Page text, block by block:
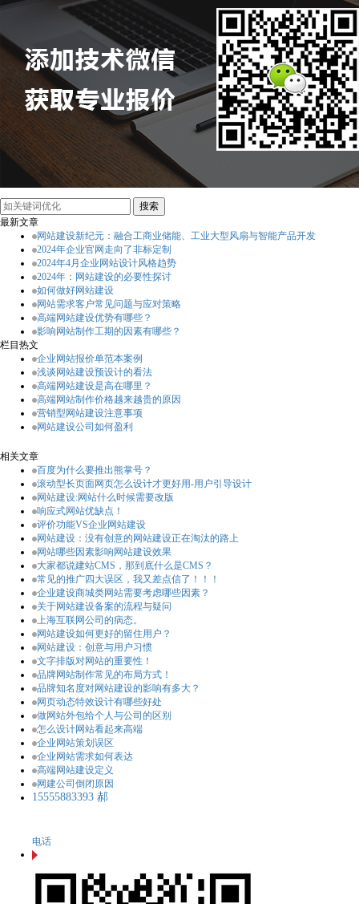
最新文章
网站建设新纪元：融合工商业储能、工业大型风扇与智能产品开发
2024年企业官网走向了非标定制
2024年4月企业网站设计风格趋势
2024年：网站建设的必要性探讨
如何做好网站建设
网站需求客户常见问题与应对策略
高端网站建设优势有哪些？
影响网站制作工期的因素有哪些？
栏目热文
企业网站报价单范本案例
浅谈网站建设预设计的看法
高端网站建设是高在哪里？
高端网站制作价格越来越贵的原因
营销型网站建设注意事项
网站建设公司如何盈利
相关文章
百度为什么要推出熊掌号？
滚动型长页面网页怎么设计才更好用-用户引导设计
网站建设:网站什么时候需要改版
响应式网站优缺点！
评价功能VS企业网站建设
网站建设：没有创意的网站建设正在淘汰的路上
网站哪些因素影响网站建设效果
大家都说建站CMS，那到底什么是CMS？
常见的推广四大误区，我又差点信了！！！
企业建设商城类网站需要考虑哪些因素？
关于网站建设备案的流程与疑问
上海互联网公司的病态。
网站建设如何更好的留住用户？
网站建设：创意与用户习惯
文字排版对网站的重要性！
品牌网站制作常见的布局方式！
品牌知名度对网站建设的影响有多大？
网页动态特效设计有哪些好处
做网站外包给个人与公司的区别
怎么设计网站看起来高端
企业网站策划误区
企业网站需求如何表达
高端网站建设定义
网建公司倒闭原因
15555883393 郝
电话